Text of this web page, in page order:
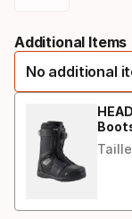
select
option:
Additional Items
No additional